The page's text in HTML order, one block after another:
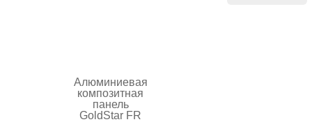
Алюминиевая
композитная
панель
GoldStar FR